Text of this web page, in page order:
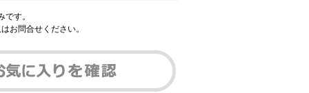
す。
お問合せください。